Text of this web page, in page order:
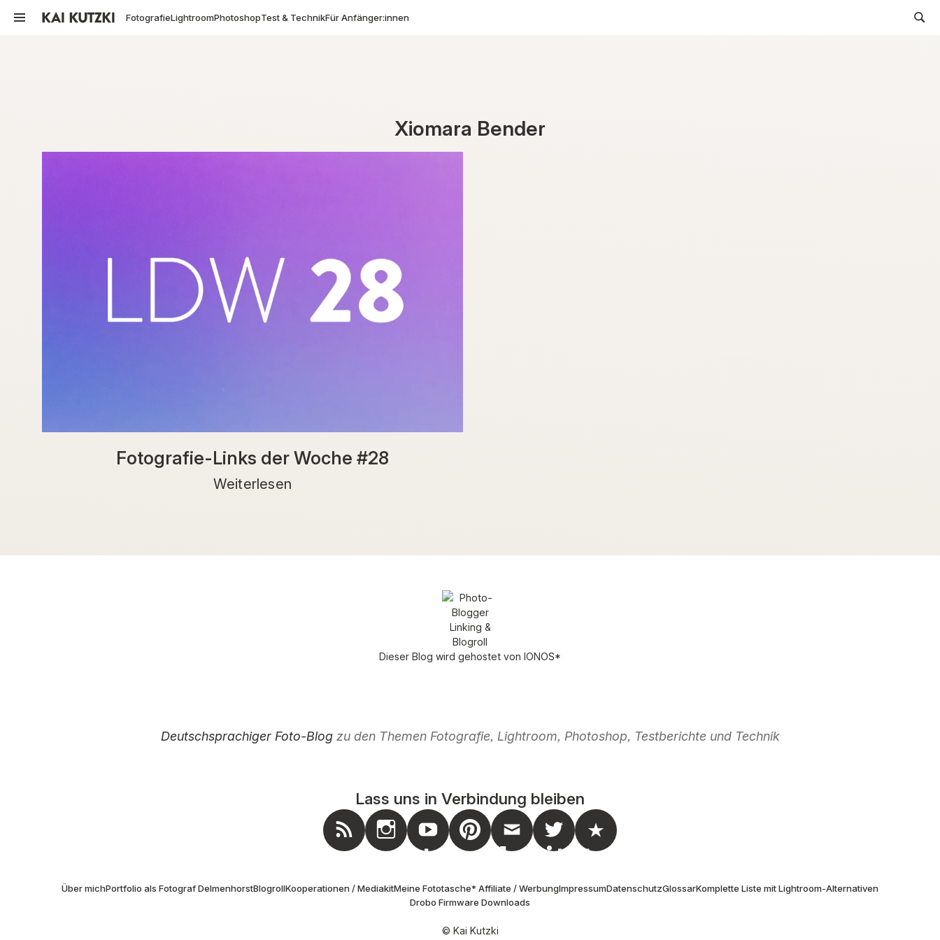
FotografieLightroomPhotoshopTest & TechnikFür Anfänger:innen
Xiomara Bender
Fotografie-Links der Woche #28
Weiterlesen
Dieser Blog wird gehostet von IONOS*
Deutschsprachiger Foto-Blogzu den Themen Fotografie, Lightroom, Photoshop, Testberichte und Technik
Lass uns in Verbindung bleiben
Feed
Instagram
Youtube
Pinterest
Mail
Twitter
Mastodon
Über michPortfolio als Fotograf DelmenhorstBlogrollKooperationen / MediakitMeine Fototasche* Affiliate / WerbungImpressumDatenschutzGlossarKomplette Liste mit Lightroom-Alternativen
Drobo Firmware Downloads
© Kai Kutzki